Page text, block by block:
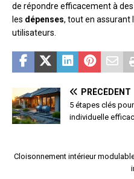
de répondre efficacement à
les dépenses, tout en assurant
utilisateurs.
PRÉCÉDENT
5 étapes clés
individuelle
Cloisonnement intérieur